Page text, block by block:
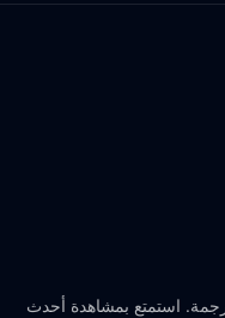
استمتع بمشاهدة أحدث